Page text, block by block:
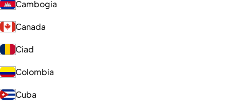
Cambogia
Canada
Ciad
Colombia
Cuba